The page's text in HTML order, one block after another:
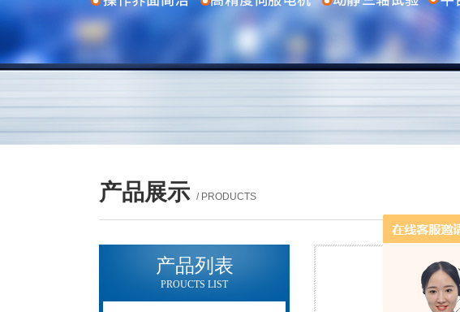
产品展示 / PRODUCTS
产品列表
PROUCTS LIST